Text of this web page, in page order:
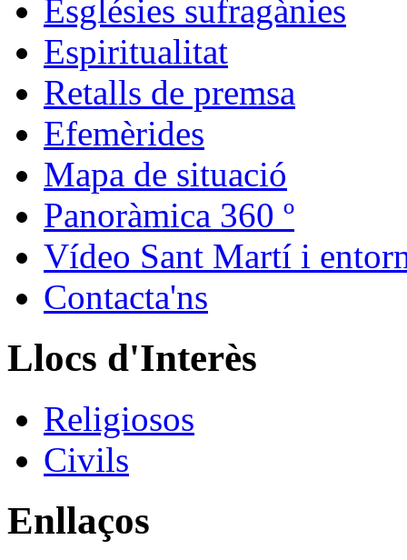
Esglésies sufragànies
Espiritualitat
Retalls de premsa
Efemèrides
Mapa de situació
Panoràmica 360 º
Vídeo Sant Martí i
Contacta'ns
Llocs d'Interès
Religiosos
Civils
Enllaços